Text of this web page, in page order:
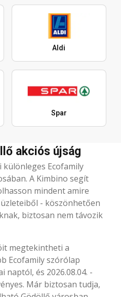
Aldi
Spar
akciós újság
Ecofamily
A Kimbino segít
mindent amire
- köszönhetően
biztosan nem távozik
megtekintheti a
Ecofamily szórólap
naptól, és 2026.08.04. -
Már biztosan tudja,